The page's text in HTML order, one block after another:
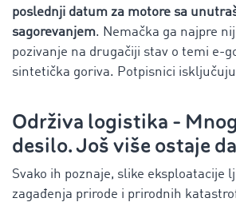
poslednji datum za motore sa
sagorevanjem. Nemačka ga najpre
pozivanje na drugačiji stav o temi e-
sintetička goriva. Potpisnici
Održiva logistika -
desilo. Još više ostaje
Svako ih poznaje, slike eksploatacije
zagađenja prirode i prirodnih